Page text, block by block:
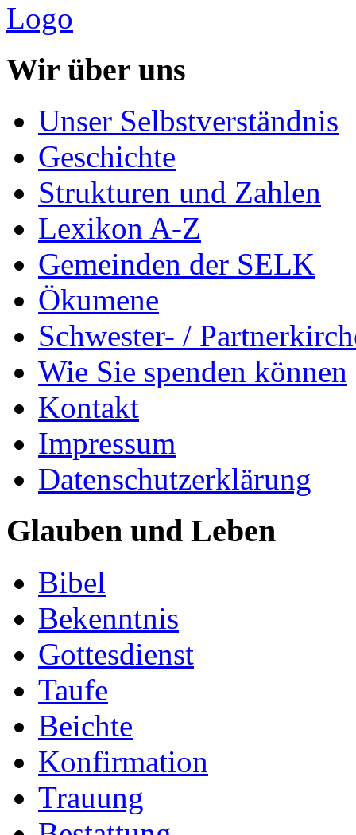
Wir über uns
Unser Selbstverständnis
Geschichte
Strukturen und Zahlen
Lexikon A-Z
Gemeinden der SELK
Ökumene
Schwester- /
Wie Sie spenden können
Kontakt
Impressum
Datenschutzerklärung
Glauben und Leben
Bibel
Bekenntnis
Gottesdienst
Taufe
Beichte
Konfirmation
Trauung